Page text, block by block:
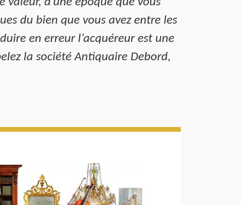
du bien que vous avez entre les
en erreur l’acquéreur est une
la société Antiquaire Debord,